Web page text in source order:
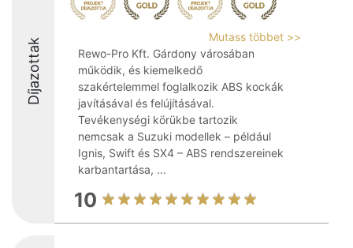
Díjazottak
Mutass többet >>
Rewo-Pro Kft. Gárdony városában
működik, és kiemelkedő
szakértelemmel foglalkozik ABS kockák
javításával és felújításával.
Tevékenységi körükbe tartozik
nemcsak a Suzuki modellek – például
Ignis, Swift és SX4 – ABS rendszereinek
karbantartása, ...
10